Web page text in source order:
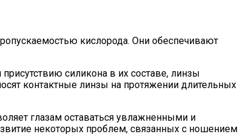
кислорода. Они обеспечивают
силикона в их составе, линзы
контактные линзы на протяжении длительных
глазам оставаться увлажненными и
некоторых проблем, связанных с ношением